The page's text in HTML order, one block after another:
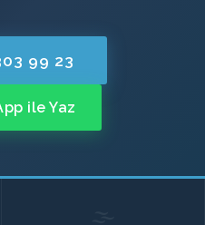
99 23
ile Yaz